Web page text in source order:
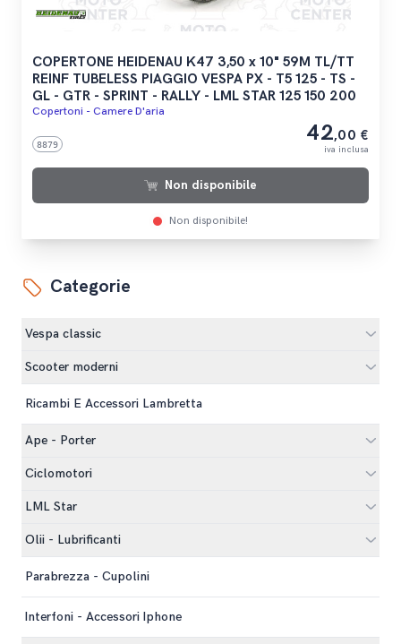
COPERTONE HEIDENAU K47 3,50 x 10" 59M TL/TT
REINF TUBELESS PIAGGIO VESPA PX - T5 125 - TS -
GL - GTR - SPRINT - RALLY - LML STAR 125 150 200
Copertoni - Camere D'aria
8879 42,00 €
iva inclusa
Non disponibile
Non disponibile!
Categorie
Vespa classic
Scooter moderni
Ricambi E Accessori Lambretta
Ape - Porter
Ciclomotori
LML Star
Olii - Lubrificanti
Parabrezza - Cupolini
Interfoni - Accessori Iphone